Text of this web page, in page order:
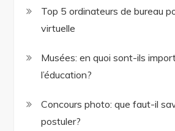
Top 5 ordinateurs de bureau
virtuelle
Musées: en quoi sont-ils
l’éducation?
Concours photo: que faut-il
postuler?